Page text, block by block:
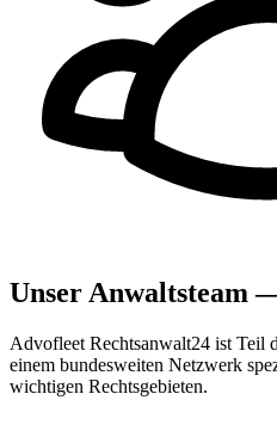
Unser Anwaltsteam
Advofleet Rechtsanwalt24 ist
einem bundesweiten Netzwerk
wichtigen Rechtsgebieten.